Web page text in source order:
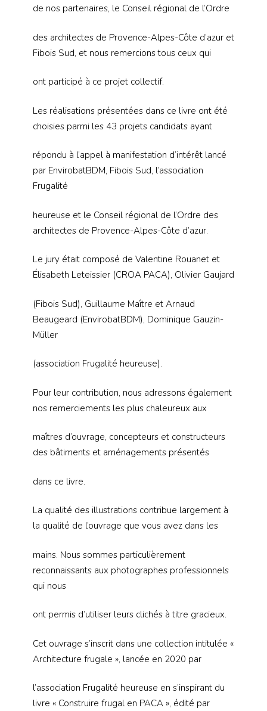
de nos partenaires, le Conseil régional de l’Ordre
des architectes de Provence-Alpes-Côte d’azur et
Fibois Sud, et nous remercions tous ceux qui
ont participé à ce projet collectif.
Les réalisations présentées dans ce livre ont été
choisies parmi les 43 projets candidats ayant
répondu à l’appel à manifestation d’intérêt lancé
par EnvirobatBDM, Fibois Sud, l’association
Frugalité
heureuse et le Conseil régional de l’Ordre des
architectes de Provence-Alpes-Côte d’azur.
Le jury était composé de Valentine Rouanet et
Élisabeth Leteissier (CROA PACA), Olivier Gaujard
(Fibois Sud), Guillaume Maître et Arnaud
Beaugeard (EnvirobatBDM), Dominique Gauzin-
Müller
(association Frugalité heureuse).
Pour leur contribution, nous adressons également
nos remerciements les plus chaleureux aux
maîtres d’ouvrage, concepteurs et constructeurs
des bâtiments et aménagements présentés
dans ce livre.
La qualité des illustrations contribue largement à
la qualité de l’ouvrage que vous avez dans les
mains. Nous sommes particulièrement
reconnaissants aux photographes professionnels
qui nous
ont permis d’utiliser leurs clichés à titre gracieux.
Cet ouvrage s’inscrit dans une collection intitulée «
Architecture frugale », lancée en 2020 par
l’association Frugalité heureuse en s’inspirant du
livre « Construire frugal en PACA », édité par